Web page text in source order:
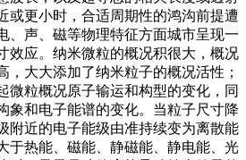
或更小时，合适周期性的鸿沟前提遭
、声、磁等物理特征方面城市呈现一
效应。纳米微粒的概况积很大，概况
，大大添加了纳米粒子的概况活性；
微粒概况原子输运和构型的变化，同
象和电子能谱的变化。当粒子尺寸降
附近的电子能级由准持续变为离散能
于热能、磁能、静磁能、静电能、光